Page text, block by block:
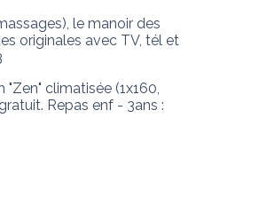
le manoir des
originales avec TV, tél et
climatisée (1x160,
Repas enf - 3ans :